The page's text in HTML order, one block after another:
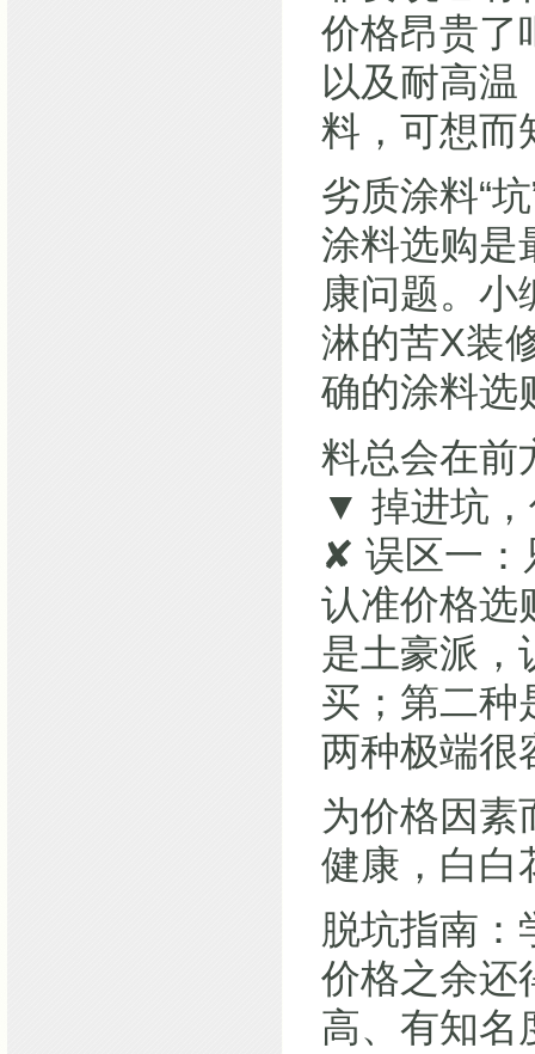
价格昂贵了
以及耐高
料，可想而
劣质涂料“
涂料选购是
康问题。小
淋的苦X装
确的涂料选
料总会在前
▼ 掉进坑
✘ 误区一：
认准价格选
是土豪派，
买；第二种
两种极端很
为价格因素
健康，白白
脱坑指南：
价格之余还
高、有知名